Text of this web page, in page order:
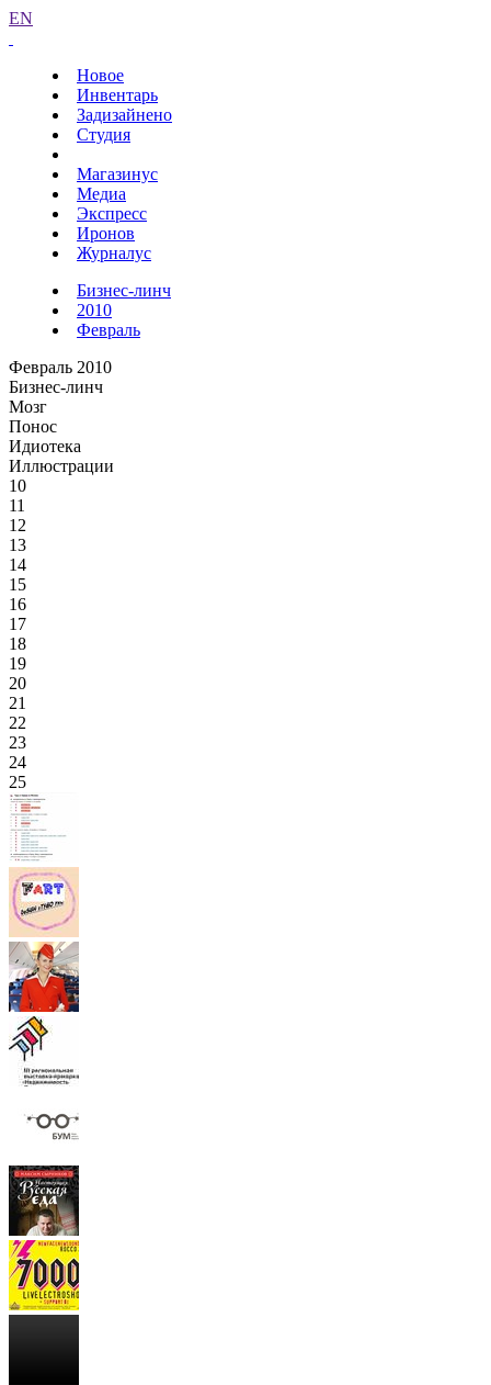
EN
Новое
Инвентарь
Задизайнено
Студия
Магазинус
Медиа
Экспресс
Иронов
Журналус
Бизнес-линч
2010
Февраль
Февраль 2010
Бизнес-линч
Мозг
Понос
Идиотека
Иллюстрации
10
11
12
13
14
15
16
17
18
19
20
21
22
23
24
25